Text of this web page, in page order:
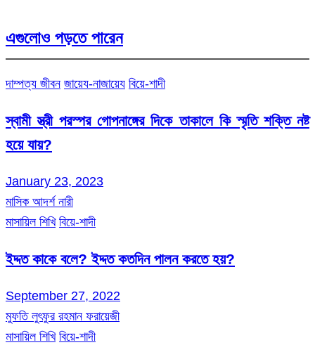
এগুলোও পড়তে পারেন
দাম্পত্য জীবন জায়েয-নাজায়েয বিয়ে-শাদী
স্বামী স্ত্রী পরস্পর গোপনাঙ্গের দিকে তাকালে কি স্মৃতি শক্তি নষ্ট
হয়ে যায়?
January 23, 2023
মাসিক আদর্শ নারী
মাসায়িল শিখি বিয়ে-শাদী
ইদ্দত কাকে বলে? ইদ্দত কতদিন পালন করতে হয়?
September 27, 2022
মুফতি লুৎফুর রহমান ফরায়েজী
মাসায়িল শিখি বিয়ে-শাদী